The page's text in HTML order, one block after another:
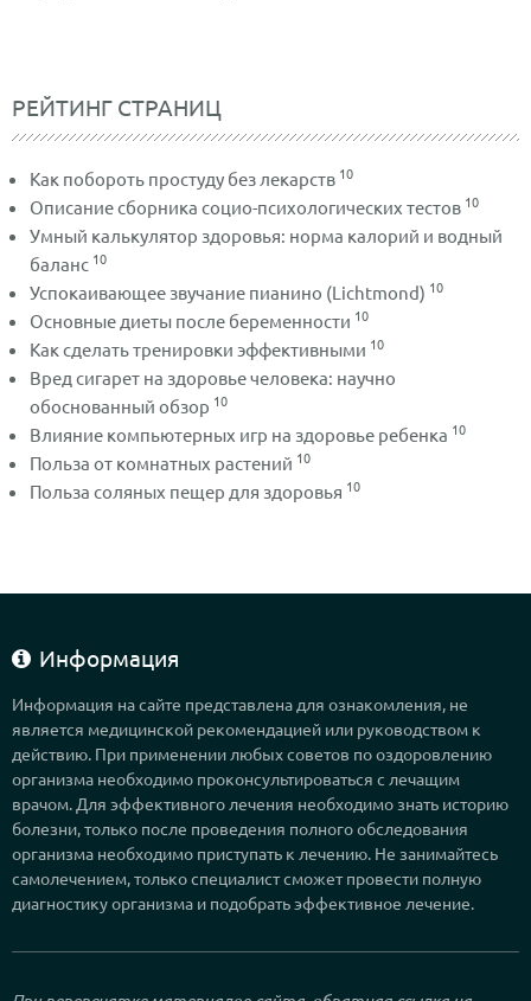
РЕЙТИНГ СТРАНИЦ
Как побороть простуду без лекарств 10
Описание сборника социо-психологических тестов 10
Умный калькулятор здоровья: норма калорий и водный
баланс 10
Успокаивающее звучание пианино (Lichtmond) 10
Основные диеты после беременности 10
Как сделать тренировки эффективными 10
Вред сигарет на здоровье человека: научно
обоснованный обзор 10
Влияние компьютерных игр на здоровье ребенка 10
Польза от комнатных растений 10
Польза соляных пещер для здоровья 10
Информация
Информация на сайте представлена для ознакомления, не
является медицинской рекомендацией или руководством к
действию. При применении любых советов по оздоровлению
организма необходимо проконсультироваться с лечащим
врачом. Для эффективного лечения необходимо знать историю
болезни, только после проведения полного обследования
организма необходимо приступать к лечению. Не занимайтесь
самолечением, только специалист сможет провести полную
диагностику организма и подобрать эффективное лечение.